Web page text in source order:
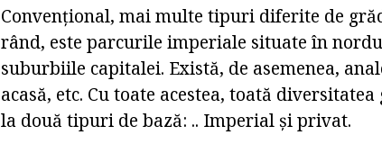
Convențional, mai multe tipuri diferite de
rând, este parcurile imperiale situate în
suburbiile capitalei. Există, de asemenea,
acasă, etc. Cu toate acestea, toată
la două tipuri de bază: .. Imperial și privat.